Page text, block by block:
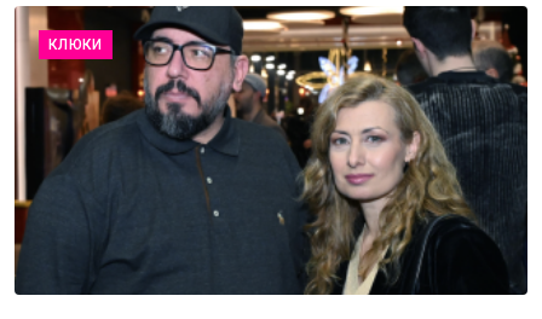
КЛЮКИ